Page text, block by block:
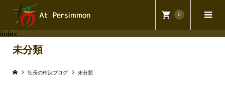
0
index
未分類
社長の柿渋ブログ 未分類